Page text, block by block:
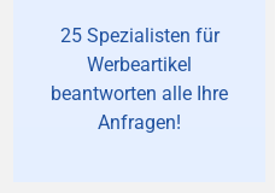
25 Spezialisten für
Werbeartikel
beantworten alle Ihre
Anfragen!